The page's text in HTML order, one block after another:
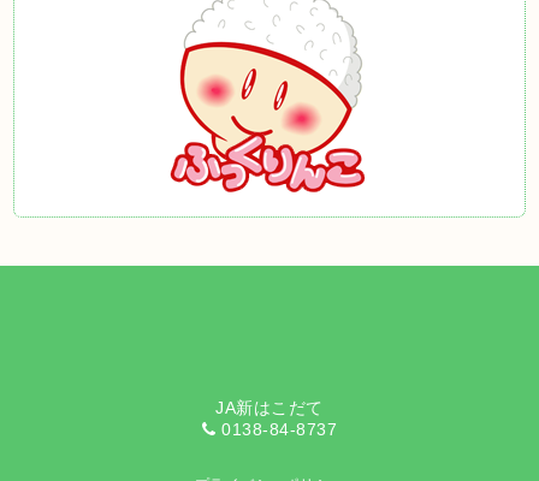
JA新はこだて
0138-84-8737